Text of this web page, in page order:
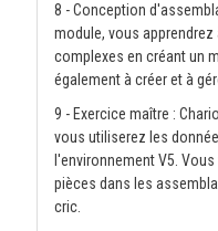
8 - Conception
module, vous
complexes en créant un
également à créer et à
9 - Exercice maître :
vous utiliserez les
l'environnement V5.
pièces dans les
cric.